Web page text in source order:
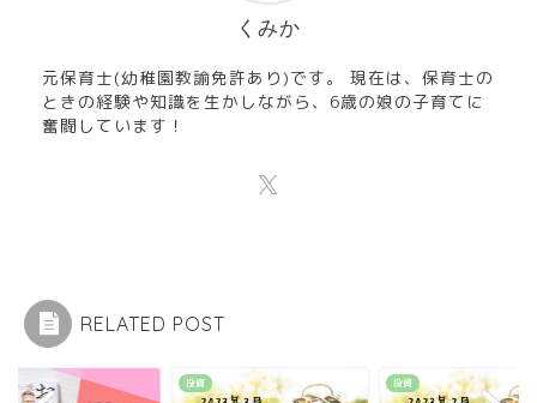
くみか
元保育士(幼稚園教諭免許あり)です。 現在は、保育士の
ときの経験や知識を生かしながら、6歳の娘の子育てに
奮闘しています！
RELATED POST
投資 投資